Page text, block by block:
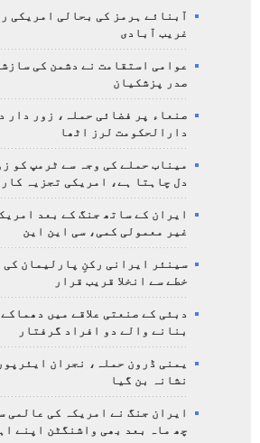
آبنائے ہرمز کی بحالی امریکی
غریب آبادی
عوامی استقامت نے دشمن کی
صدر پزشکیان
صنعاء پر فضائی حملہ، زور دار
دارالحکومت لرز اٹھا
میناب حملے کی وجہ سے ٹرمپ کو
دل چاہتا ہے، امریکی تجزیہ کار
ایران کے ساتھ جنگ کے بعد
غیر معمولی کمی، سی این این
سینئر ایرانی رکنِ پارلیمان کی
خطے سے انخلا قریب قرار
دبئی کے صنعتی علاقے میں
بنانے والے دو افراد گرفتار
یمنی ڈرون حملہ، نجران
نشانہ بن گیا
ایران جنگ نے امریکہ کی عالمی
چھ ماہ بعد بھی واشنگٹن اپنے